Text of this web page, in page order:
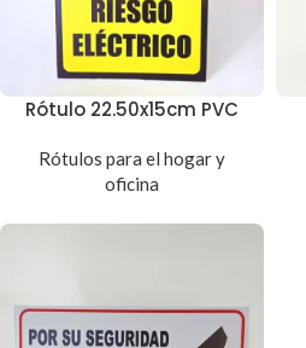
Rótulo 22.50x15cm PVC
Rótulos para el hogar y
oficina